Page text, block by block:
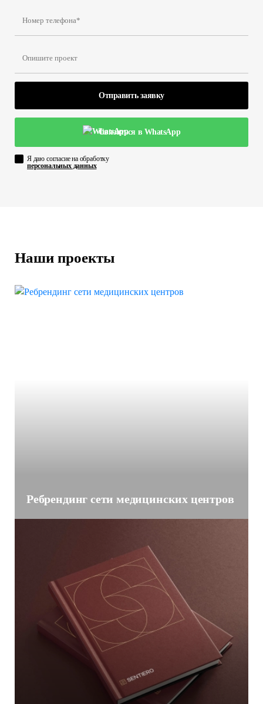
Отправить заявку
Связаться в WhatsApp
Я даю согласие на обработку
персональных данных
Наши проекты
Ребрендинг сети медицинских центров